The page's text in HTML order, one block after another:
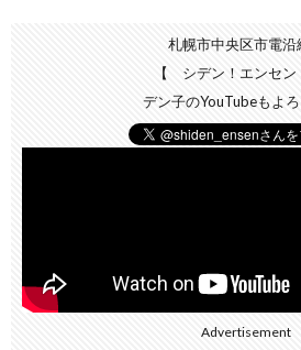
札幌市中央区市電沿
【 シデン！エンセン
デン子のYouTubeもよ
Advertisement